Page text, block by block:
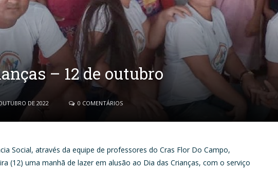
– 12 de outubro
DE 2022 0 COMENTÁRIOS
Social, através da equipe de professores do Cras Flor Do Campo,
(12) uma manhã de lazer em alusão ao Dia das Crianças, com o serviço